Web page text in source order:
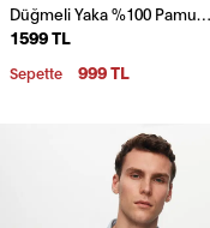
Düğmeli Yaka %100 Pamuk
Yazlık Flamlı Keten
Görünümlü Gömlek
1599 TL
Sepette 999 TL